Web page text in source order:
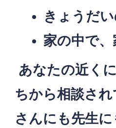
きょうだ
家の中で
あなたの近く
ちから相談さ
さんにも先生